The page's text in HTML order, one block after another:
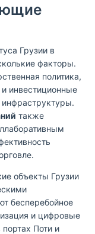
Грузии в
факторы.
политика,
инвестиционные
инфраструктуры.
также
объекты Грузии
бесперебойное
и цифровые
Поти и